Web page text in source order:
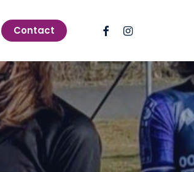
Contact facebookinstagram